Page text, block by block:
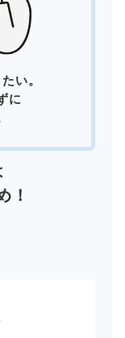
い。
に
！